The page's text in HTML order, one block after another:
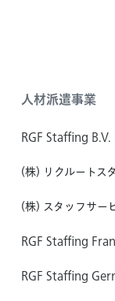
人材派遣事業
RGF Staffing B.V.
(株) リクルートス
(株) スタッフサー
RGF Staffing
RGF Staffing